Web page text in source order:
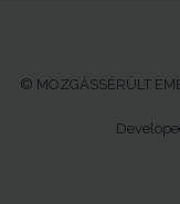
© MOZGÁSSÉRÜLT